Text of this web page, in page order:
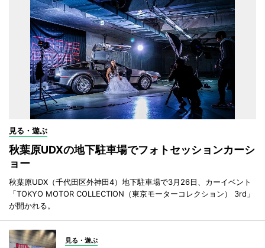
見る・遊ぶ
秋葉原UDXの地下駐車場でフォトセッションカーシ
ョー
秋葉原UDX（千代田区外神田4）地下駐車場で3月26日、カーイベント
「TOKYO MOTOR COLLECTION（東京モーターコレクション） 3rd」
が開かれる。
見る・遊ぶ